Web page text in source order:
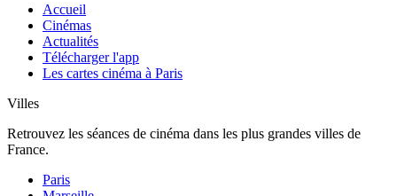
Accueil
Cinémas
Actualités
Télécharger l'app
Les cartes cinéma à Paris
Villes
Retrouvez les séances de cinéma dans les plus grandes villes de
France.
Paris